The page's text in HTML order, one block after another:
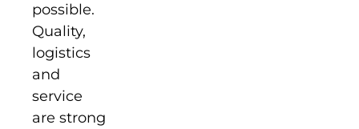
possible.
Quality,
logistics
and
service
are strong